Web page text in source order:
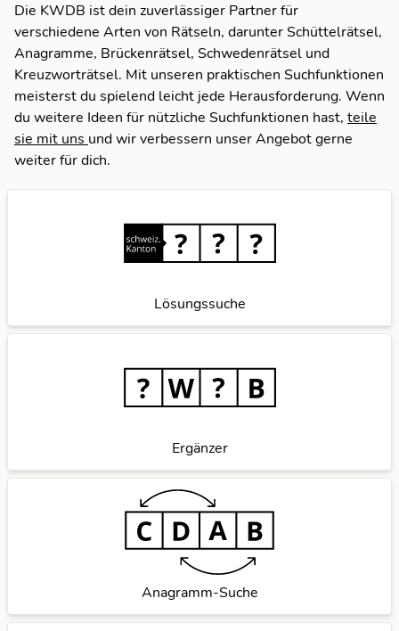
Die KWDB ist dein zuverlässiger Partner für
verschiedene Arten von Rätseln, darunter Schüttelrätsel,
Anagramme, Brückenrätsel, Schwedenrätsel und
Kreuzworträtsel. Mit unseren praktischen Suchfunktionen
meisterst du spielend leicht jede Herausforderung. Wenn
du weitere Ideen für nützliche Suchfunktionen hast, teile
sie mit uns und wir verbessern unser Angebot gerne
weiter für dich.
Lösungssuche
Ergänzer
Anagramm-Suche